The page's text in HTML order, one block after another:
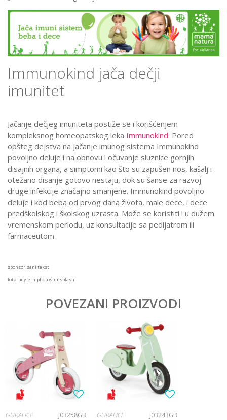
Immunokind jača dečji
imunitet
Jačanje dečjeg imuniteta postiže se i korišćenjem
kompleksnog homeopatskog leka Immunokind. Pored
opšteg dejstva na jačanje imunog sistema Immunokind
povoljno deluje i na obnovu i očuvanje sluznice gornjih
disajnih organa, a simptomi kao što su zapušen nos, kašalj i
otežano disanje gotovo nestaju, dok su šanse za razvoj
druge infekcije značajno smanjene. Immunokind povoljno
deluje i kod beba od prvog dana života, male dece, i dece
predškolskog i školskog uzrasta. Može se koristiti i u dužem
vremenskom periodu, uz konsultacije sa pedijatrom ili
farmaceutom.
sponzorisani tekst
foto:ladyfern-photos-unsplash
POVEZANI PROIZVODI
GURALICE J03258GB GURALICE J03243GB